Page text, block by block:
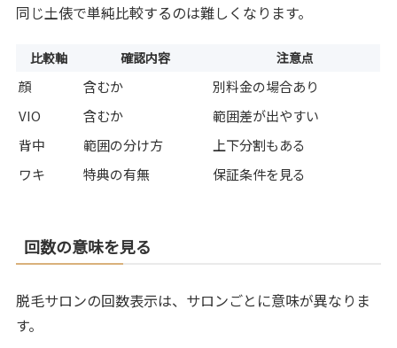
同じ土俵で単純比較するのは難しくなります。
比較軸 確認内容 注意点
顔 含むか
別料金の場合あり
VIO
含むか
範囲差が出やすい
背中
範囲の分け方
上下分割もある
ワキ
特典の有無 保証条件を見る
回数の意味を見る
脱毛サロンの回数表示は、サロンごとに意味が異なりま
す。